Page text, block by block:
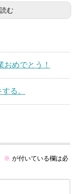
む
めでとう！
る。
※ が付いている欄は必